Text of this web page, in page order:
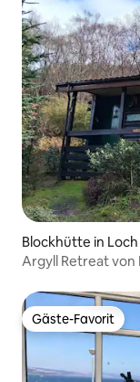
Blockhütte in Loch
Argyll Retreat von
Gäste-Favorit
Gäste-Favorit